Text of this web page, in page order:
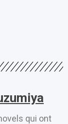
qui ont